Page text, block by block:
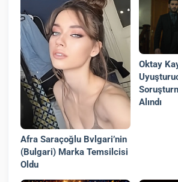
Afra Saraçoğlu Bvlgari’nin
(Bulgari) Marka Temsilcisi
Oldu
Oktay
Alındı